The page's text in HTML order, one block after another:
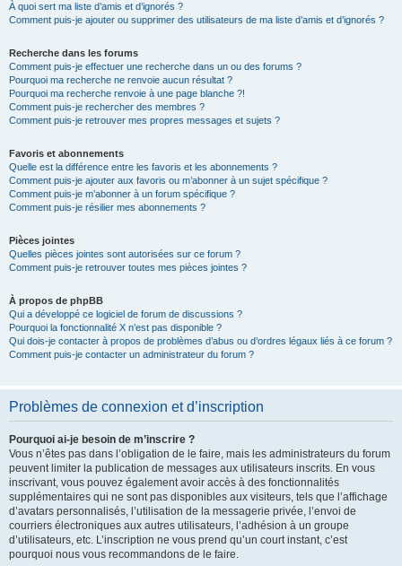
À quoi sert ma liste d’amis et d’ignorés ?
Comment puis-je ajouter ou supprimer des utilisateurs de ma liste d’amis et d’ignorés ?
Recherche dans les forums
Comment puis-je effectuer une recherche dans un ou des forums ?
Pourquoi ma recherche ne renvoie aucun résultat ?
Pourquoi ma recherche renvoie à une page blanche ?!
Comment puis-je rechercher des membres ?
Comment puis-je retrouver mes propres messages et sujets ?
Favoris et abonnements
Quelle est la différence entre les favoris et les abonnements ?
Comment puis-je ajouter aux favoris ou m’abonner à un sujet spécifique ?
Comment puis-je m’abonner à un forum spécifique ?
Comment puis-je résilier mes abonnements ?
Pièces jointes
Quelles pièces jointes sont autorisées sur ce forum ?
Comment puis-je retrouver toutes mes pièces jointes ?
À propos de phpBB
Qui a développé ce logiciel de forum de discussions ?
Pourquoi la fonctionnalité X n’est pas disponible ?
Qui dois-je contacter à propos de problèmes d’abus ou d’ordres légaux liés à ce forum ?
Comment puis-je contacter un administrateur du forum ?
Problèmes de connexion et d’inscription
Pourquoi ai-je besoin de m’inscrire ?
Vous n’êtes pas dans l’obligation de le faire, mais les administrateurs du forum
peuvent limiter la publication de messages aux utilisateurs inscrits. En vous
inscrivant, vous pouvez également avoir accès à des fonctionnalités
supplémentaires qui ne sont pas disponibles aux visiteurs, tels que l’affichage
d’avatars personnalisés, l’utilisation de la messagerie privée, l’envoi de
courriers électroniques aux autres utilisateurs, l’adhésion à un groupe
d’utilisateurs, etc. L’inscription ne vous prend qu’un court instant, c’est
pourquoi nous vous recommandons de le faire.